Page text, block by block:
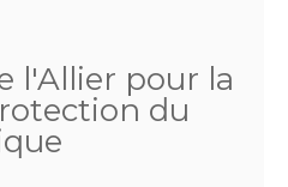
l'Allier pour la
du